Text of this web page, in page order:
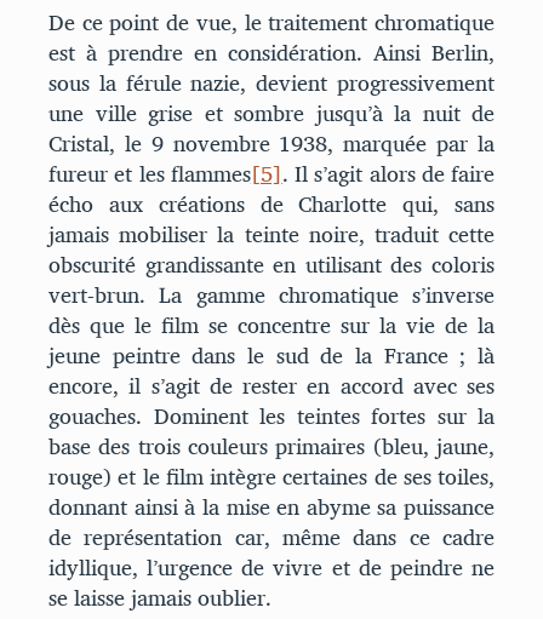
De ce point de vue, le traitement chromatique
est à prendre en considération. Ainsi Berlin,
sous la férule nazie, devient progressivement
une ville grise et sombre jusqu’à la nuit de
Cristal, le 9 novembre 1938, marquée par la
fureur et les flammes[5]. Il s’agit alors de faire
écho aux créations de Charlotte qui, sans
jamais mobiliser la teinte noire, traduit cette
obscurité grandissante en utilisant des coloris
vert-brun. La gamme chromatique s’inverse
dès que le film se concentre sur la vie de la
jeune peintre dans le sud de la France ; là
encore, il s’agit de rester en accord avec ses
gouaches. Dominent les teintes fortes sur la
base des trois couleurs primaires (bleu, jaune,
rouge) et le film intègre certaines de ses toiles,
donnant ainsi à la mise en abyme sa puissance
de représentation car, même dans ce cadre
idyllique, l’urgence de vivre et de peindre ne
se laisse jamais oublier.